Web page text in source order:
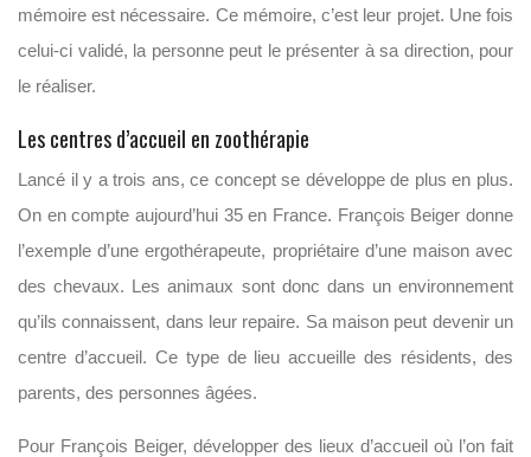
mémoire est nécessaire. Ce mémoire, c’est leur projet. Une fois
celui-ci validé, la personne peut le présenter à sa direction, pour
le réaliser.
Les centres d’accueil en zoothérapie
Lancé il y a trois ans, ce concept se développe de plus en plus.
On en compte aujourd’hui 35 en France. François Beiger donne
l’exemple d’une ergothérapeute, propriétaire d’une maison avec
des chevaux. Les animaux sont donc dans un environnement
qu’ils connaissent, dans leur repaire. Sa maison peut devenir un
centre d’accueil. Ce type de lieu accueille des résidents, des
parents, des personnes âgées.
Pour François Beiger, développer des lieux d’accueil où l’on fait